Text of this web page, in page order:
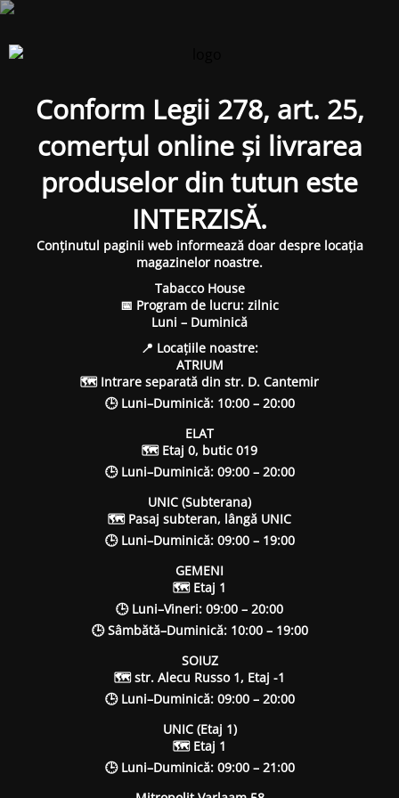
Conform Legii 278, art. 25,
comerțul online și livrarea
produselor din tutun este
INTERZISĂ.
Conținutul paginii web informează doar despre locația
magazinelor noastre.
Tabacco House
📅 Program de lucru: zilnic
Luni – Duminică
📍 Locațiile noastre:
ATRIUM
🗺 Intrare separată din str. D. Cantemir
🕒 Luni–Duminică: 10:00 – 20:00
ELAT
🗺 Etaj 0, butic 019
🕒 Luni–Duminică: 09:00 – 20:00
UNIC (Subterana)
🗺 Pasaj subteran, lângă UNIC
🕒 Luni–Duminică: 09:00 – 19:00
GEMENI
🗺 Etaj 1
🕒 Luni–Vineri: 09:00 – 20:00
🕒 Sâmbătă–Duminică: 10:00 – 19:00
SOIUZ
🗺 str. Alecu Russo 1, Etaj -1
🕒 Luni–Duminică: 09:00 – 20:00
UNIC (Etaj 1)
🗺 Etaj 1
🕒 Luni–Duminică: 09:00 – 21:00